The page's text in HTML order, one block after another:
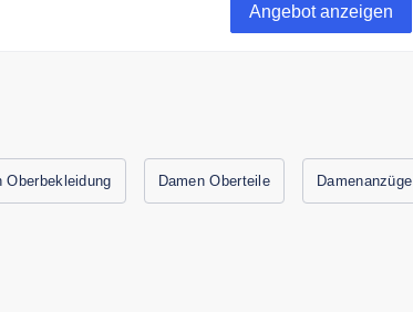
Angebot anzeigen
Oberbekleidung Damen Oberteile Damenanzüge